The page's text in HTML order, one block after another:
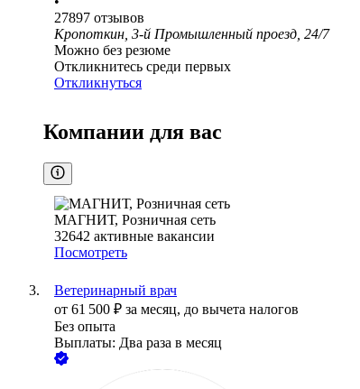
27897 отзывов
Кропоткин, 3-й Промышленный проезд, 24/7
Можно без резюме
Откликнитесь среди первых
Откликнуться
Компании для вас
МАГНИТ, Розничная сеть
32642 активные вакансии
Посмотреть
Ветеринарный врач
от 61 500 ₽ за месяц, до вычета налогов
Без опыта
Выплаты: Два раза в месяц